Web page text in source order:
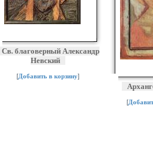
Св. благоверный Александр
Невский
[Добавить в корзину]
[